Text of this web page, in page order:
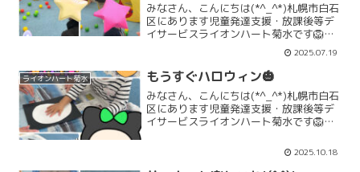
みなさん、こんにちは(*^_^*)札幌市白石
区にあります児童発達支援・放課後等デ
イサービスライオンハート菊水です🦁今
回は、カラーボールハウスで、色の学習
をしましたよ！！みどり色のカラーボー
ルをハウスの中に入れてみよう🎵カラー
ボールハウスごと...
2025.07.19
ライオンハート菊水 もうすぐハロウィン🎃
みなさん、こんにちは(*^_^*)札幌市白石
区にあります児童発達支援・放課後等デ
イサービスライオンハート菊水です🦁も
ね🎃今月の製作のオバケも皆さんとても
上手に作ってくれています👻可愛いオバ
2025.10.18